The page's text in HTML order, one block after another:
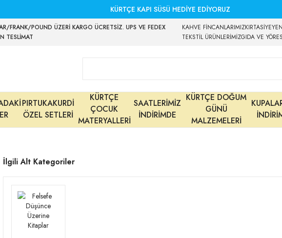
KÜRTÇE KAPI SÜSÜ HEDİYE EDİYORUZ
FRANK/POUND ÜZERİ KARGO ÜCRETSİZ. UPS VE FEDEX
TESLİMAT
KAHVE FİNCANLARIMIZKIRTASİYE
TEKSTİL ÜRÜNLERİMİZGIDA VE
PIRTUKAKURDİ
ÖZEL SETLERİ
KÜRTÇE
ÇOCUK
MATERYALLERİ
SAATLERİMİZ
İNDİRİMDE
KÜRTÇE DOĞUM
GÜNÜ
MALZEMELERİ
İlgili Alt Kategoriler